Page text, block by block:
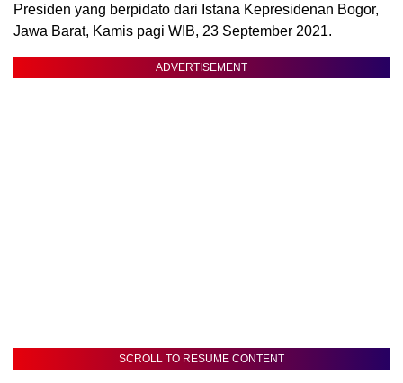
Presiden yang berpidato dari Istana Kepresidenan Bogor,
Jawa Barat, Kamis pagi WIB, 23 September 2021.
ADVERTISEMENT
SCROLL TO RESUME CONTENT